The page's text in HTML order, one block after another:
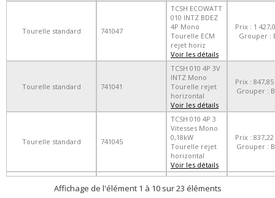
Tourelle standard 741047
TCSH ECOWATT
010 INTZ BDEZ
4P Mono
Tourelle ECM
rejet horiz
Voir les détails
Prix : 1
Grouper :
Tourelle standard 741041
TCSH 010 4P 3V
INTZ Mono
Tourelle rejet
horizontal
Voir les détails
Prix :
Grouper :
Tourelle standard 741045
TCSH 010 4P 3
Vitesses Mono
0,18kW
Tourelle rejet
horizontal
Voir les détails
Prix :
Grouper :
Affichage de l'élément 1 à 10 sur 23 éléments